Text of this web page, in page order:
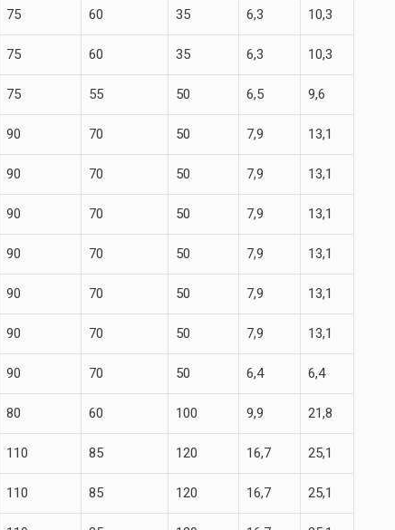
75 60 35 6,3 10,3
75 60 35 6,3 10,3
75 55 50 6,5 9,6
90 70 50 7,9 13,1
90 70 50 7,9 13,1
90 70 50 7,9 13,1
90 70 50 7,9 13,1
90 70 50 7,9 13,1
90 70 50 7,9 13,1
90 70 50 6,4 6,4
80 60 100 9,9 21,8
110 85 120 16,7 25,1
110 85 120 16,7 25,1